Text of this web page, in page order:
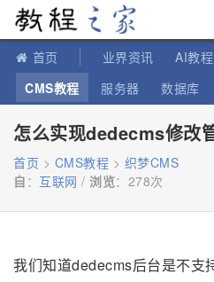
首页 业界资讯 AI教程
CMS教程
服务器 数据库
怎么实现dedecms修改
首页 > CMS教程 > 织梦CMS
自 ： 互联网 / 浏览： 278次
我们知道dedecms后台是不支